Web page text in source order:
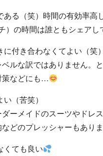
る（笑）時間の有効率高
）の時間は誰ともシェア
付き合わなくてよい（笑）
ルな訳ではありません
策などにも…
（苦笑）
ーメイドのスーツやド
どのプレッシャーもあり
ても良い